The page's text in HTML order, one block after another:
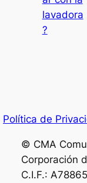
lavadora
?
Política de
© CMA
Corporación
C.I.F.: